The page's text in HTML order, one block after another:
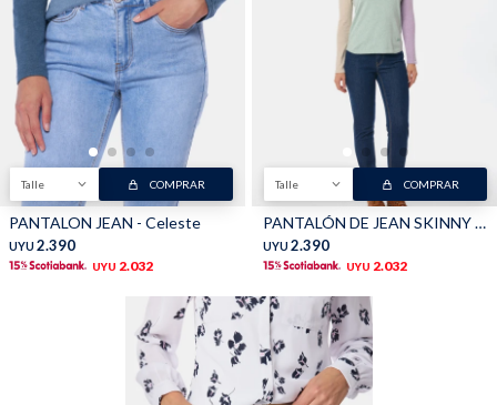
Talle COMPRAR
PANTALON JEAN - Celeste
UYU 2.390
UYU 2.032
Talle COMPRAR
PANTALÓN DE JEAN SKINNY - Azul oscuro
UYU 2.390
UYU 2.032
Shorts
Sacos Calzado
Bolsos y valijas Accesorios